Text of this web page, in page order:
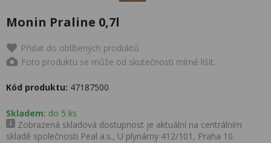
Monin Praline 0,7l
Přidat do oblíbených produktů
Foto produktu se může od skutečnosti mírně lišit.
Kód produktu: 47187500
Skladem: do 5 ks
Zobrazená skladová dostupnost je aktuální na centrálním
skladě společnosti Peal a.s., U plynárny 412/101, Praha 10.